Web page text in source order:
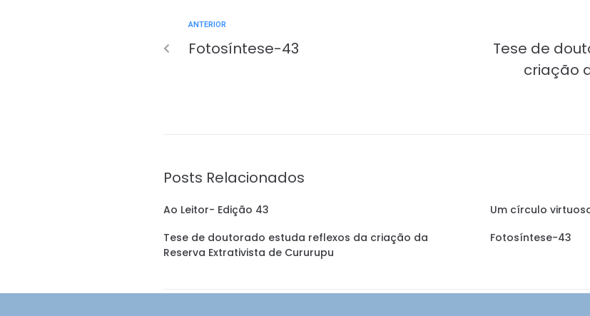
ANTERIOR
Fotosíntese-43
Tese de
criação
Posts Relacionados
Ao Leitor- Edição 43
Um círculo
Tese de doutorado estuda reflexos da criação da
Reserva Extrativista de Cururupu
Fotosíntese-43